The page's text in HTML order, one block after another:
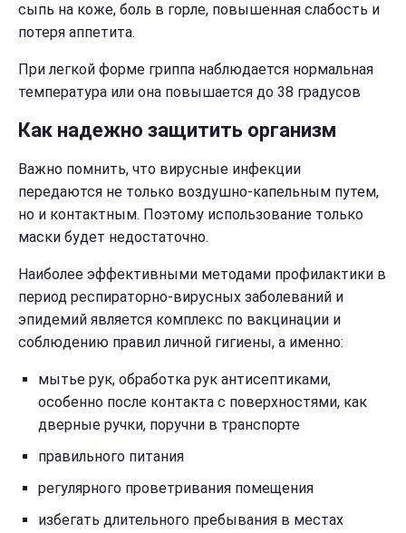
сыпь на коже, боль в горле, повышенная слабость и
потеря аппетита.
При легкой форме гриппа наблюдается нормальная
температура или она повышается до 38 градусов
Как надежно защитить организм
Важно помнить, что вирусные инфекции
передаются не только воздушно-капельным путем,
но и контактным. Поэтому использование только
маски будет недостаточно.
Наиболее эффективными методами профилактики в
период респираторно-вирусных заболеваний и
эпидемий является комплекс по вакцинации и
соблюдению правил личной гигиены, а именно:
мытье рук, обработка рук антисептиками,
особенно после контакта с поверхностями, как
дверные ручки, поручни в транспорте
правильного питания
регулярного проветривания помещения
избегать длительного пребывания в местах